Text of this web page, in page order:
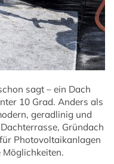
sagt – ein Dach
10 Grad. Anders als
geradlinig und
Gründach
Photovoltaikanlagen
Möglichkeiten.